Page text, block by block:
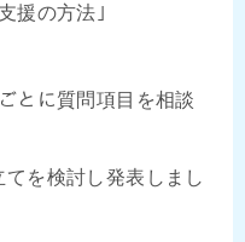
援の方法｣
とに質問項目を相談
を検討し発表しまし